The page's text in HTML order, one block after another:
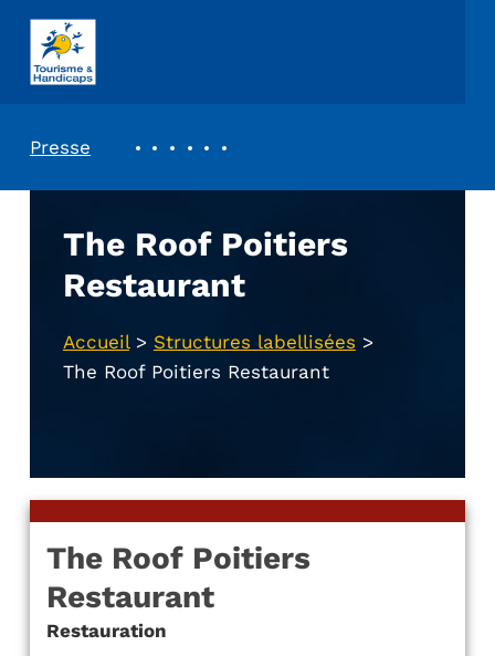
ASSOCIATION TOURISME ET HANDICAPS
Presse
The Roof Poitiers
Restaurant
Accueil> Structures labellisées >
The Roof Poitiers Restaurant
The Roof Poitiers
Restaurant
Restauration